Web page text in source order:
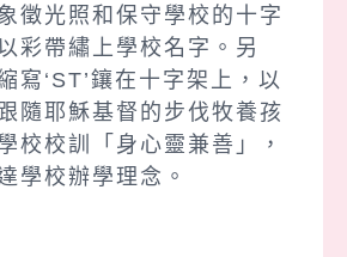
徵光照和保守學校的十字
彩帶繡上學校名字。另
寫‘ST’鑲在十字架上，以
隨耶穌基督的步伐牧養孩
校校訓「身心靈兼善」，
學校辦學理念。